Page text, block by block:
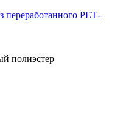
переработанного РЕТ-
полиэстер